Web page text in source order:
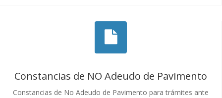
Constancias de NO Adeudo de Pavimento
Constancias de No Adeudo de Pavimento para trámites ante